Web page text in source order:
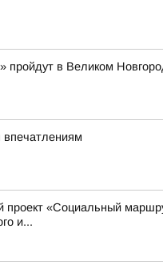
пройдут в Великом
впечатлениям
«Социальный
и...